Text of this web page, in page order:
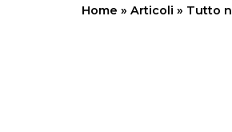
Home » Articoli » Tutto